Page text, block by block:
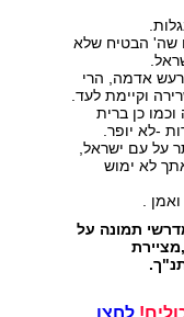
שה' הבטיח שלא
אדמה, הרי
וקיימת לעד.
כן ברית
-לא יופר.
על עם ישראל,
לא ימוש
.
תמונה על
לחצו